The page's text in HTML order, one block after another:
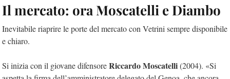
Il mercato: ora Moscatelli e Diambo
Inevitabile riaprire le porte del mercato con Vetrini sempre disponibile
e chiaro.
Si inizia con il giovane difensoreRiccardo Moscatelli(2004). «Si